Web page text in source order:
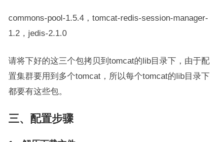
commons-pool-1.5.4，tomcat-redis-session-manager-
1.2，jedis-2.1.0
请将下好的这三个包拷贝到tomcat的lib目录下，由于配
置集群要用到多个tomcat，所以每个tomcat的lib目录下
都要有这些包。
三、配置步骤